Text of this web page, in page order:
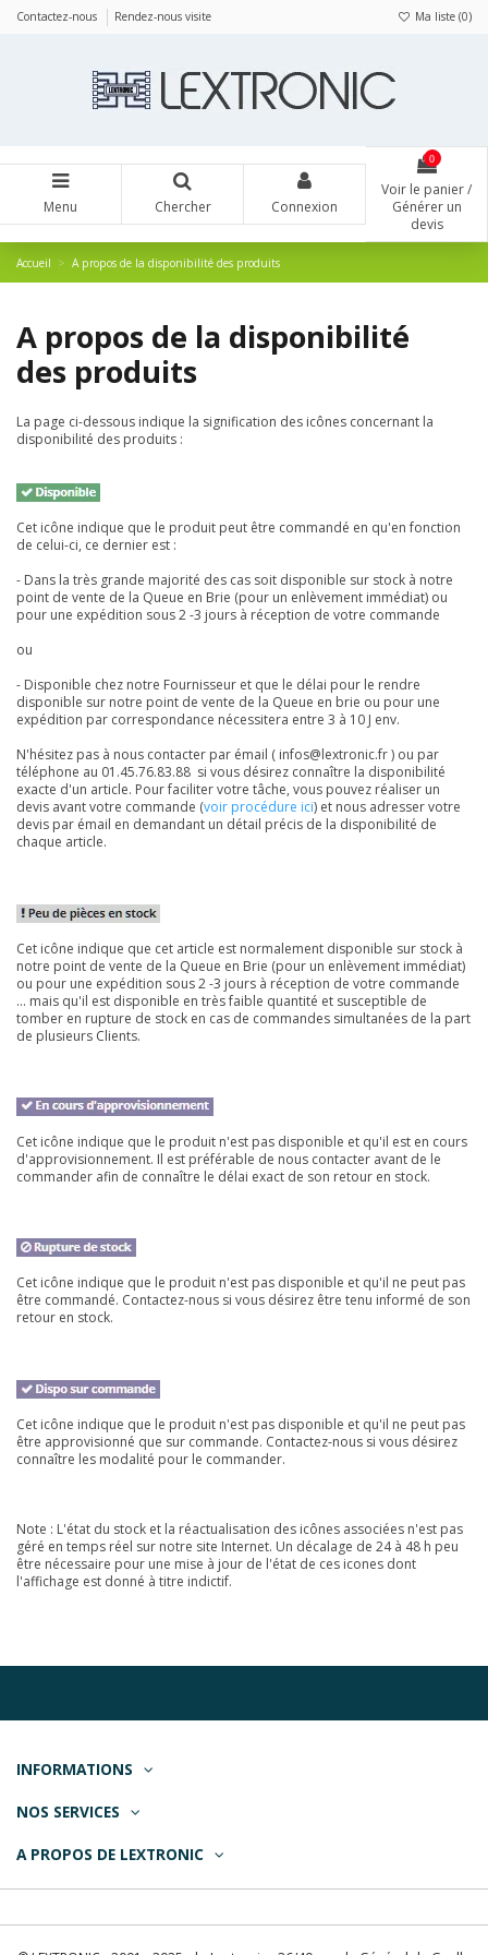
Contactez-nous Rendez-nous visite Ma liste (0)
Menu Chercher Connexion
0
Voir le panier /
Générer un
devis
Accueil A propos de la disponibilité des produits
A propos de la disponibilité
des produits
La page ci-dessous indique la signification des icônes concernant la
disponibilité des produits :
Cet icône indique que le produit peut être commandé en qu'en fonction
de celui-ci, ce dernier est :
- Dans la très grande majorité des cas soit disponible sur stock à notre
point de vente de la Queue en Brie (pour un enlèvement immédiat) ou
pour une expédition sous 2 -3 jours à réception de votre commande
ou
- Disponible chez notre Fournisseur et que le délai pour le rendre
disponible sur notre point de vente de la Queue en brie ou pour une
expédition par correspondance nécessitera entre 3 à 10 J env.
N'hésitez pas à nous contacter par émail ( infos@lextronic.fr ) ou par
téléphone au 01.45.76.83.88 si vous désirez connaître la disponibilité
exacte d'un article. Pour faciliter votre tâche, vous pouvez réaliser un
devis avant votre commande (voir procédure ici) et nous adresser votre
devis par émail en demandant un détail précis de la disponibilité de
chaque article.
Cet icône indique que cet article est normalement disponible sur stock à
notre point de vente de la Queue en Brie (pour un enlèvement immédiat)
ou pour une expédition sous 2 -3 jours à réception de votre commande
... mais qu'il est disponible en très faible quantité et susceptible de
tomber en rupture de stock en cas de commandes simultanées de la part
de plusieurs Clients.
Cet icône indique que le produit n'est pas disponible et qu'il est en cours
d'approvisionnement. Il est préférable de nous contacter avant de le
commander afin de connaître le délai exact de son retour en stock.
Cet icône indique que le produit n'est pas disponible et qu'il ne peut pas
être commandé. Contactez-nous si vous désirez être tenu informé de son
retour en stock.
Cet icône indique que le produit n'est pas disponible et qu'il ne peut pas
être approvisionné que sur commande. Contactez-nous si vous désirez
connaître les modalité pour le commander.
Note : L'état du stock et la réactualisation des icônes associées n'est pas
géré en temps réel sur notre site Internet. Un décalage de 24 à 48 h peu
être nécessaire pour une mise à jour de l'état de ces icones dont
l'affichage est donné à titre indictif.
INFORMATIONS
NOS SERVICES
A PROPOS DE LEXTRONIC
Panneau de gestion des cookies